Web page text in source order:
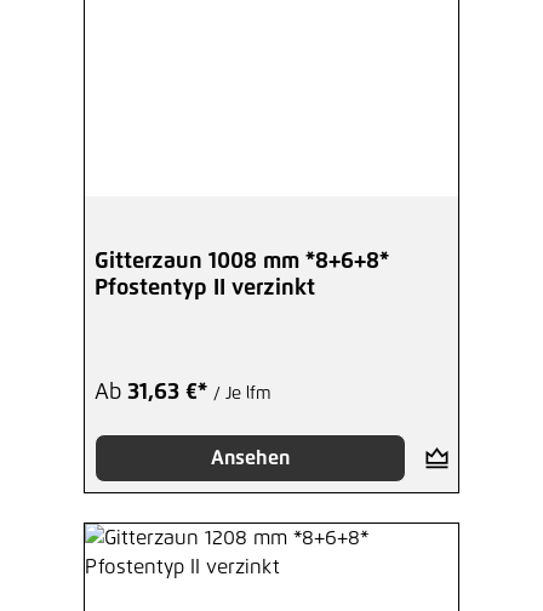
Gitterzaun 1008 mm *8+6+8*
Pfostentyp II verzinkt
Ab 31,63 €* / Je lfm
Ansehen